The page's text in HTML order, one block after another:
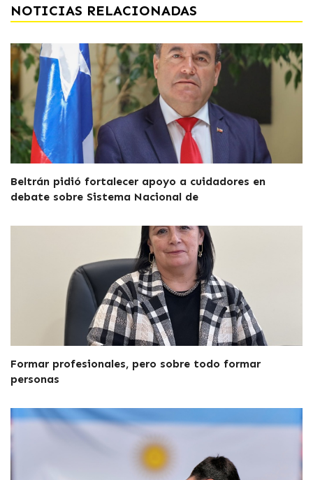
NOTICIAS RELACIONADAS
Beltrán pidió fortalecer apoyo a cuidadores en
debate sobre Sistema Nacional de
Formar profesionales, pero sobre todo formar
personas